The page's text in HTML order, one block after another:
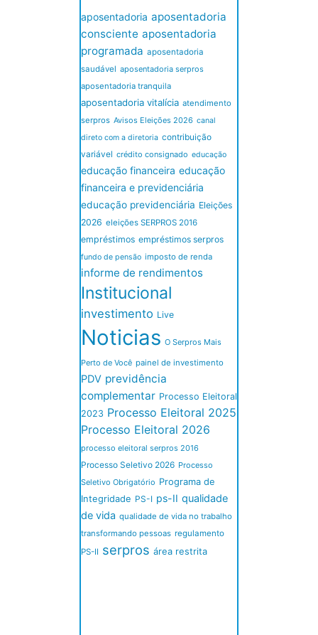
aposentadoria aposentadoria
consciente aposentadoria
programada aposentadoria
saudável aposentadoria serpros
aposentadoria tranquila
aposentadoria vitalícia atendimento
serpros Avisos Eleições 2026 canal
direto com a diretoria contribuição
variável crédito consignado educação
educação financeira educação
financeira e previdenciária
educação previdenciária Eleições
2026 eleições SERPROS 2016
empréstimos empréstimos serpros
fundo de pensão imposto de renda
informe de rendimentos
Institucional
investimento Live
Noticias O Serpros Mais
Perto de Você painel de investimento
PDV previdência
complementar Processo Eleitoral
2023 Processo Eleitoral 2025
Processo Eleitoral 2026
processo eleitoral serpros 2016
Processo Seletivo 2026 Processo
Seletivo Obrigatório Programa de
Integridade PS-I ps-II qualidade
de vida qualidade de vida no trabalho
transformando pessoas regulamento
PS-II serpros área restrita